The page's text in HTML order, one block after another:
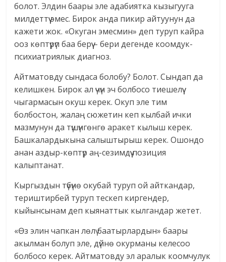
болот. Элдин баары эле адабиятка кызыгууга
милдеттүү эмес. Бирок анда пикир айтуунун да
кажети жок. «Окуган эмесмин» деп туруп кайра
ооз көптүрүп баа берүү – бери дегенде коомдук-
психиатриялык диагноз.
Айтматовду сындаса болобу? Болот. Сындап да
келишкен. Бирок ал үчүн эч болбосо тиешелүү
чыгармасын окуш керек. Окуп эле тим
болбостон, жалаң сюжетин кеп кылбай ички
мазмунун да түшүнгөнгө аракет кылыш керек.
Башкалардыкына салыштырыш керек. Ошондо
анан аздыр-көптүр аң-сезимдүү позиция
калыптанат.
Кыргыздын түбүнө окубай туруп ой айткандар,
териштирбей туруп тескеп киргендер,
кыйынсынам деп кыянаттык кылгандар жетет.
«Өз элин чапкан лөлү баатырлардын» баары
акылман болуп эле, дүйнө окурманы келесоо
болбосо керек. Айтматовду эл аралык коомчулук